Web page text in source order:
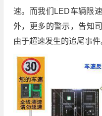
速。而我们LED车辆限
外，更多的警示，告知
由于超速发生的追尾事件